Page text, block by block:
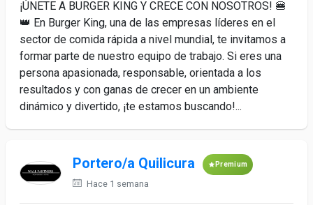
¡ÚNETE A BURGER KING Y CRECE CON NOSOTROS! 🍔
👑 En Burger King, una de las empresas líderes en el
sector de comida rápida a nivel mundial, te invitamos a
formar parte de nuestro equipo de trabajo. Si eres una
persona apasionada, responsable, orientada a los
resultados y con ganas de crecer en un ambiente
dinámico y divertido, ¡te estamos buscando!...
Portero/a Quilicura Premium
Hace 1 semana